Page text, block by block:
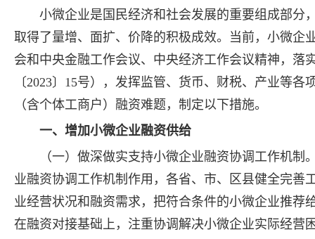
小微企业是国民经济和社会发展的重要组成部分
取得了量增、面扩、价降的积极成效。当前，小微企
会和中央金融工作会议、中央经济工作会议精神，落
〔2023〕15号），发挥监管、货币、财税、产业等
（含个体工商户）融资难题，制定以下措施。
一、增加小微企业融资供给
（一）做深做实支持小微企业融资协调工作机
业融资协调工作机制作用，各省、市、区县健全完善
业经营状况和融资需求，把符合条件的小微企业推荐
在融资对接基础上，注重协调解决小微企业实际经营